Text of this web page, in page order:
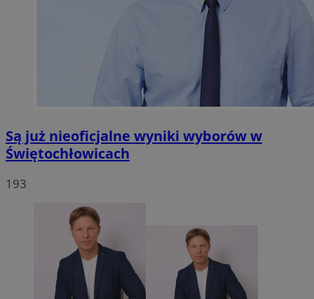
Są już nieoficjalne wyniki wyborów w
Świętochłowicach
193